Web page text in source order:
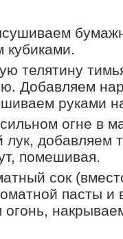
кубиками.
телятину
Добавляем
руками
огне в
добавляем
помешивая.
сок
пасты и
огонь,